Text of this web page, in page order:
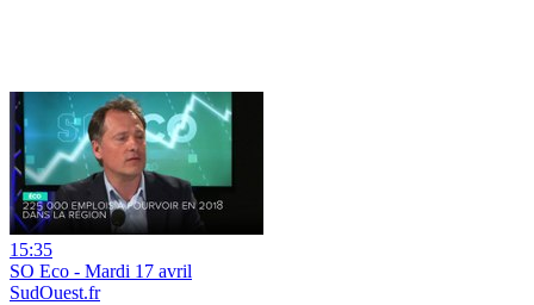
15:35
SO Eco - Mardi 17 avril
SudOuest.fr